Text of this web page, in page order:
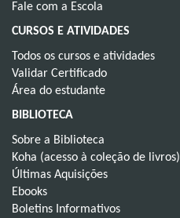
Fale com a Escola
CURSOS E ATIVIDADES
Todos os cursos e atividades
Validar Certificado
Área do estudante
BIBLIOTECA
Sobre a Biblioteca
Koha (acesso à coleção de livros)
Últimas Aquisições
Ebooks
Boletins Informativos